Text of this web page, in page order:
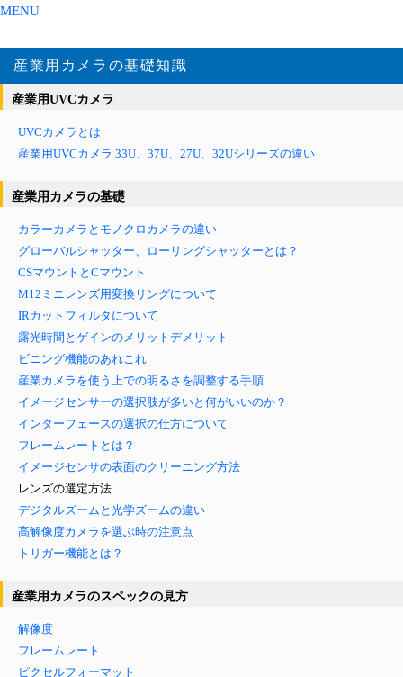
MENU
産業用カメラの基礎知識
産業用UVCカメラ
UVCカメラとは
産業用UVCカメラ 33U、37U、27U、32Uシリーズの違い
産業用カメラの基礎
カラーカメラとモノクロカメラの違い
グローバルシャッター、ローリングシャッターとは？
CSマウントとCマウント
M12ミニレンズ用変換リングについて
IRカットフィルタについて
露光時間とゲインのメリットデメリット
ビニング機能のあれこれ
産業カメラを使う上での明るさを調整する手順
イメージセンサーの選択肢が多いと何がいいのか？
インターフェースの選択の仕方について
フレームレートとは？
イメージセンサの表面のクリーニング方法
レンズの選定方法
デジタルズームと光学ズームの違い
高解像度カメラを選ぶ時の注意点
トリガー機能とは？
産業用カメラのスペックの見方
解像度
フレームレート
ピクセルフォーマット